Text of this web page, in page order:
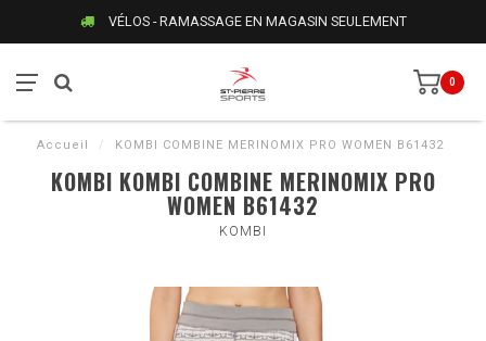
VÉLOS - RAMASSAGE EN MAGASIN SEULEMENT
0
Accueil / KOMBI COMBINE MERINOMIX PRO WOMEN B61432
KOMBI KOMBI COMBINE MERINOMIX PRO
WOMEN B61432
KOMBI